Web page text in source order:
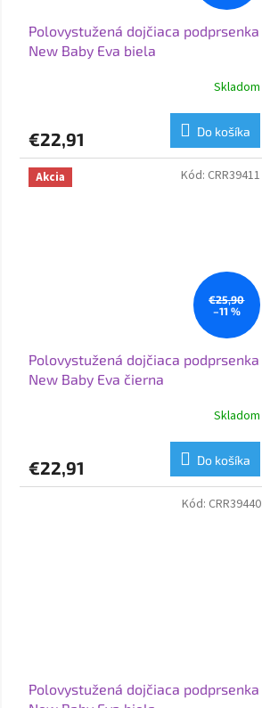
Polovystužená dojčiaca podprsenka
New Baby Eva biela
Skladom
€22,91 Do košíka
Akcia
€25,90
–11 %
Polovystužená dojčiaca podprsenka
New Baby Eva čierna
Skladom
€22,91 Do košíka
Kód: CRR39411
Polovystužená dojčiaca podprsenka
Kód: CRR39440